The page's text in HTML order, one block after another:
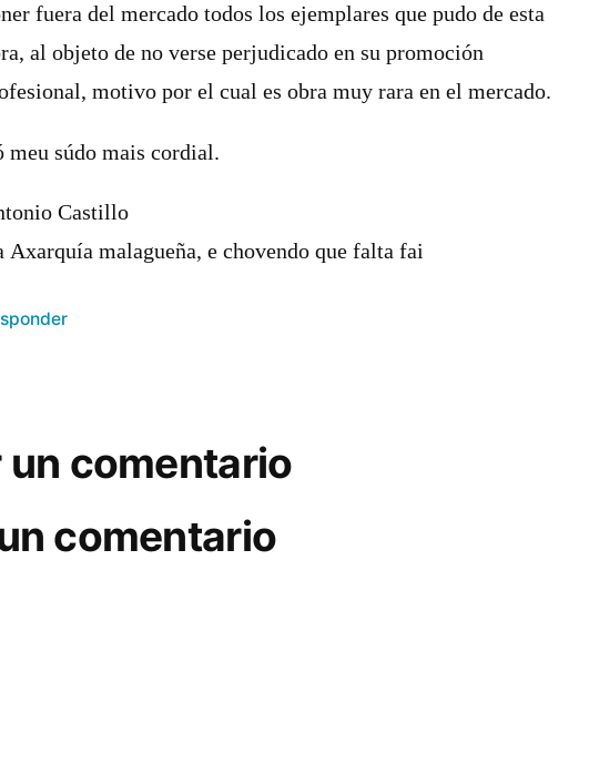
fuera del mercado todos los ejemplares que pudo de esta
al objeto de no verse perjudicado en su promoción
motivo por el cual es obra muy rara en el mercado.
meu súdo mais cordial.
Castillo
Axarquía malagueña, e chovendo que falta fai
un comentario
comentario